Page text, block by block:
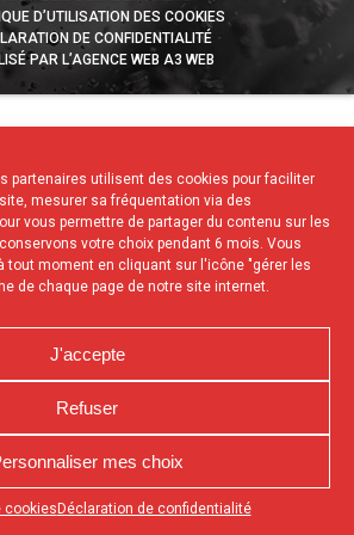
partenaires utilisent des cookies pour faciliter
mesurer sa fréquentation via des
vous permettre de partager du contenu sur les
votre choix pendant 6 mois. Vous
tout moment en cliquant sur l'icône "gérer les
de chaque page de notre site internet.
J'accepte
Refuser
mes choix
cookies Déclaration de confidentialité
partager en bas de votre
D’UTILISATION DES COOKIES
DE CONFIDENTIALITÉ
PAR L’AGENCE WEB A3 WEB